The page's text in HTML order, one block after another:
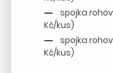
spojka
Kč/kus)
spojka
Kč/kus)